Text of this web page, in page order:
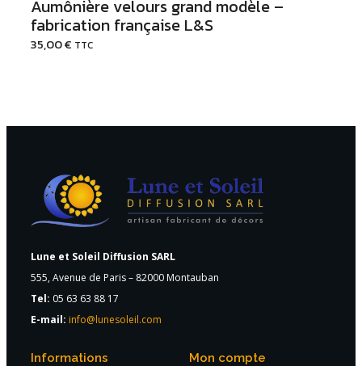
Aumônière velours grand modèle –
fabrication française L&S
35,00€ TTC
Lune et Soleil Diffusion SARL
555, Avenue de Paris – 82000 Montauban
Tel: 05 63 63 88 17
E-mail: info@lunesoleil.com
Informations
Mon compte